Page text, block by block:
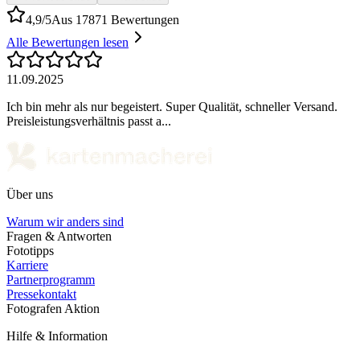
4,9/5Aus 17871 Bewertungen
Alle Bewertungen lesen
11.09.2025
Ich bin mehr als nur begeistert. Super Qualität, schneller Versand.
Preisleistungsverhältnis passt a...
Über uns
Warum wir anders sind
Fragen & Antworten
Fototipps
Karriere
Partnerprogramm
Pressekontakt
Fotografen Aktion
Hilfe & Information